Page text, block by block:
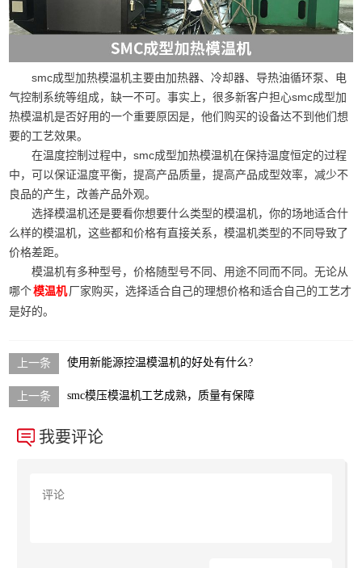
smc成型加热模温机主要由加热器、冷却器、导热油循环泵、电
气控制系统等组成，缺一不可。事实上，很多新客户担心smc成型加
热模温机是否好用的一个重要原因是，他们购买的设备达不到他们想
要的工艺效果。
在温度控制过程中，smc成型加热模温机在保持温度恒定的过程
中，可以保证温度平衡，提高产品质量，提高产品成型效率，减少不
良品的产生，改善产品外观。
选择模温机还是要看你想要什么类型的模温机，你的场地适合什
么样的模温机，这些都和价格有直接关系，模温机类型的不同导致了
价格差距。
模温机有多种型号，价格随型号不同、用途不同而不同。无论从
哪个模温机厂家购买，选择适合自己的理想价格和适合自己的工艺才
是好的。
使用新能源控温模温机的好处有什么?
smc模压模温机工艺成熟，质量有保障
我要评论